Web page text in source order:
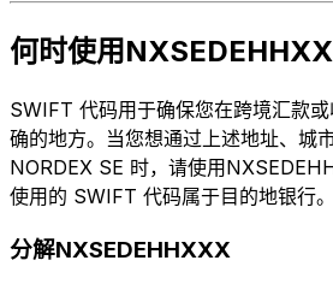
何时使用
SWIFT 代码用于确保您在跨境汇款
确的地方。当您想通过上述地址、城
NORDEX SE 时，请使用
使用的 SWIFT 代码属于目的地银行。
分解NXSEDEHHXXX